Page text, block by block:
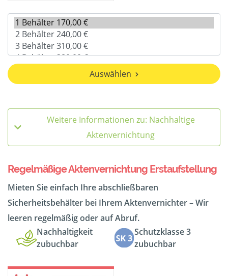
Auswählen
Weitere Informationen zu: Nachhaltige
Aktenvernichtung
Regelmäßige Aktenvernichtung Erstaufstellung
Mieten Sie einfach Ihre abschließbaren
Sicherheitsbehälter bei Ihrem Aktenvernichter – Wir
leeren regelmäßig oder auf Abruf.
Nachhaltigkeit
zubuchbar
Schutzklasse 3
zubuchbar